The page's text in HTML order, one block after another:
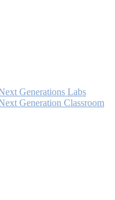
Generations Labs
Generation Classroom